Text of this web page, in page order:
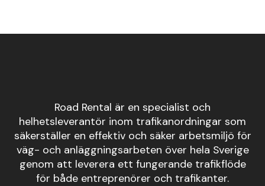
Road Rental är en specialist och
helhetsleverantör inom trafikanordningar som
säkerställer en effektiv och säker arbetsmiljö för
väg- och anläggningsarbeten över hela Sverige
genom att leverera ett fungerande trafikflöde
för både entreprenörer och trafikanter.